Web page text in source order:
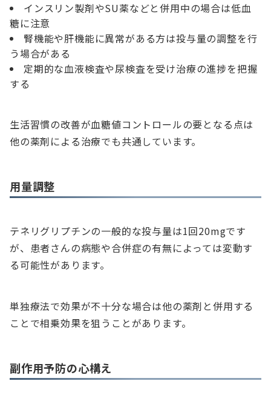
インスリン製剤やSU薬などと併用中の場合は低血
糖に注意
腎機能や肝機能に異常がある方は投与量の調整を行
う場合がある
定期的な血液検査や尿検査を受け治療の進捗を把握
する
生活習慣の改善が血糖値コントロールの要となる点は
他の薬剤による治療でも共通しています。
用量調整
テネリグリプチンの一般的な投与量は1回20mgです
が、患者さんの病態や合併症の有無によっては変動す
る可能性があります。
単独療法で効果が不十分な場合は他の薬剤と併用する
ことで相乗効果を狙うことがあります。
副作用予防の心構え